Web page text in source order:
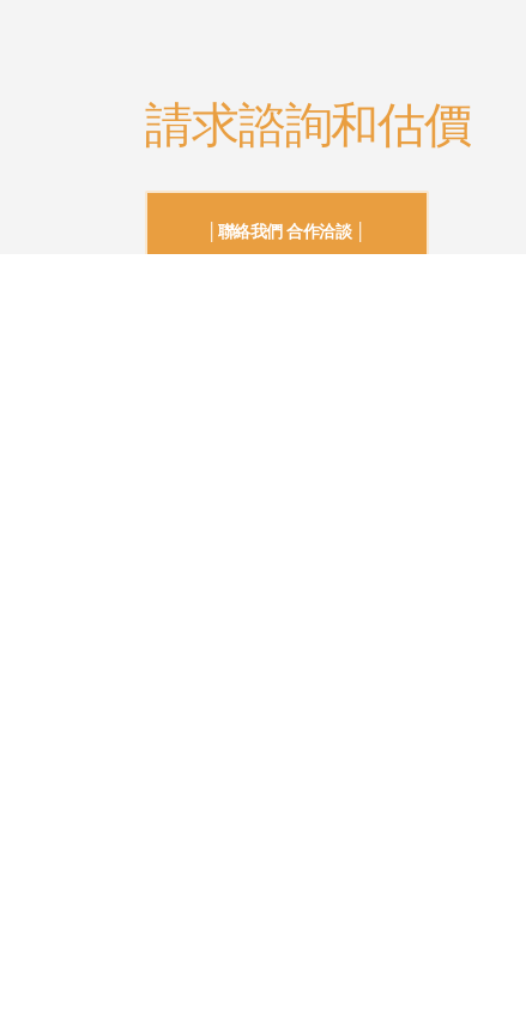
請求諮詢和估價
│聯絡我們 合作洽談 │